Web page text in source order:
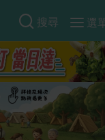
搜尋
選